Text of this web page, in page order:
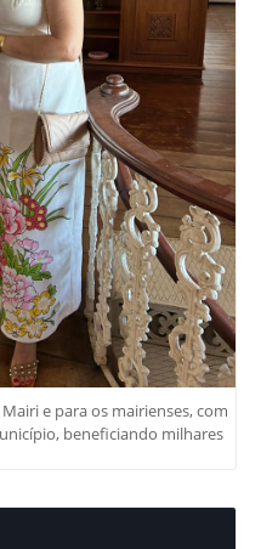
e para os mairienses, com
beneficiando milhares